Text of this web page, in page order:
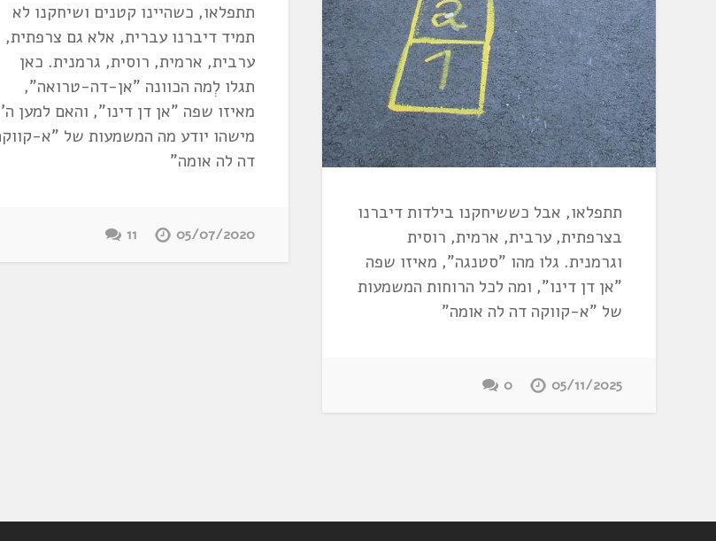
תתפלאו, אבל כששיחקנו בילדות דיברנו
בצרפתית, ערבית, ארמית, רוסית
וגרמנית. גלו מהו "סטנגה", מאיזו שפה
"אן דן דינו", ומה לכל הרוחות המשמעות
של "א-קווקה דה לה אומה"
05/11/2025
0
תתפלאו, כשהיינו קטנים ושיחקנו לא
תמיד דיברנו עברית, אלא גם צרפתית,
ערבית, ארמית, רוסית, גרמנית. כאן
תגלו לְמה הכוונה "אן-דה-טרואה",
מאיזו שפה "אן דן דינו", והאם למען ה'
מישהו יודע מה המשמעות של "א-
דה לה אומה"
05/07/2020
11